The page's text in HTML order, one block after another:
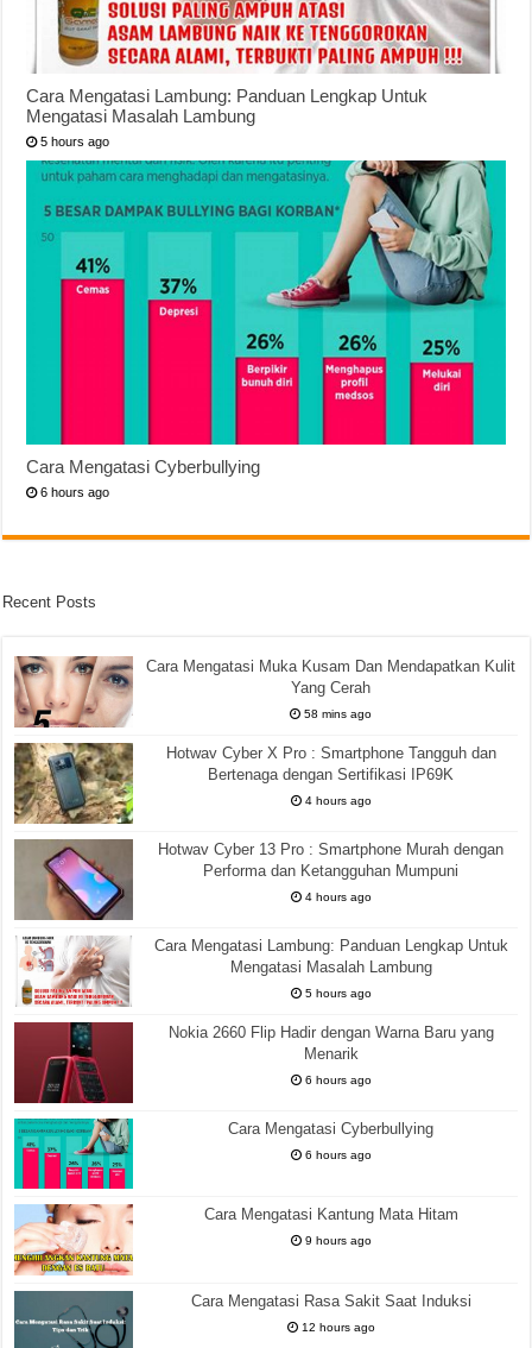
Cara Mengatasi Lambung: Panduan Lengkap Untuk
Mengatasi Masalah Lambung
5 hours ago
Cara Mengatasi Cyberbullying
6 hours ago
Recent Posts
Cara Mengatasi Muka Kusam Dan Mendapatkan Kulit
Yang Cerah
58 mins ago
Hotwav Cyber X Pro : Smartphone Tangguh dan
Bertenaga dengan Sertifikasi IP69K
4 hours ago
Hotwav Cyber 13 Pro : Smartphone Murah dengan
Performa dan Ketangguhan Mumpuni
4 hours ago
Cara Mengatasi Lambung: Panduan Lengkap Untuk
Mengatasi Masalah Lambung
5 hours ago
Nokia 2660 Flip Hadir dengan Warna Baru yang
Menarik
6 hours ago
Cara Mengatasi Cyberbullying
6 hours ago
Cara Mengatasi Kantung Mata Hitam
9 hours ago
Cara Mengatasi Rasa Sakit Saat Induksi
12 hours ago